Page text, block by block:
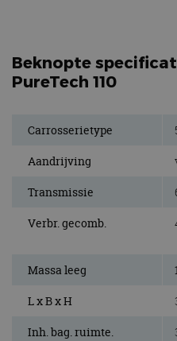
Beknopte
PureTech 110
Carrosserietype
Aandrijving
Transmissie
Verbr. gecomb.
Massa leeg
L x B x H
Inh. bag. ruimte.